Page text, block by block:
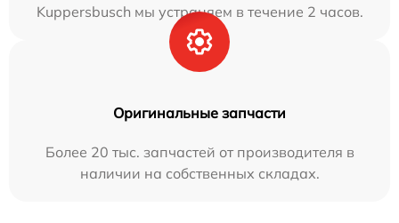
Kuppersbusch мы устраняем в течение 2 часов.
Оригинальные запчасти
Более 20 тыс. запчастей от производителя в
наличии на собственных складах.